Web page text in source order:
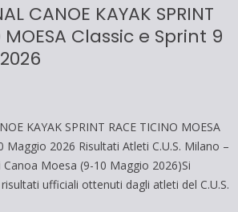
CANOE KAYAK SPRINT
MOESA Classic e Sprint 9
KAYAK SPRINT RACE TICINO MOESA
Maggio 2026 Risultati Atleti C.U.S. Milano –
Moesa (9-10 Maggio 2026)Si
ufficiali ottenuti dagli atleti del C.U.S.